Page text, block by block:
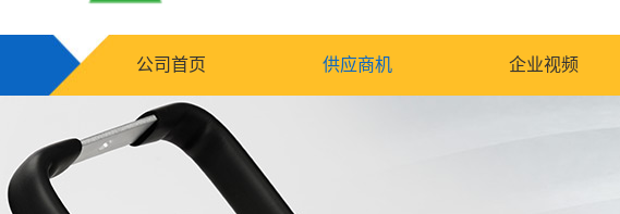
公司首页 供应商机 企业视频